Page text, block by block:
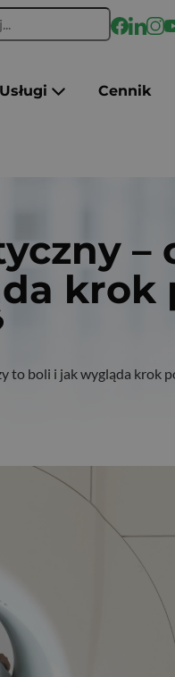
Usługi Cennik
–
krok
to boli i jak wygląda krok